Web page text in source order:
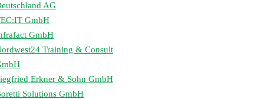
AG
GmbH
GmbH
Training & Consult
Erkner & Sohn GmbH
Solutions GmbH